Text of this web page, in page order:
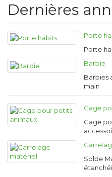
Dernières
Porte
Porte
Barbie
Barbies
main
Cage
Cage
Solde